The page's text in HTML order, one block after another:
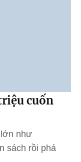
cuốn
như
sách rồi phá